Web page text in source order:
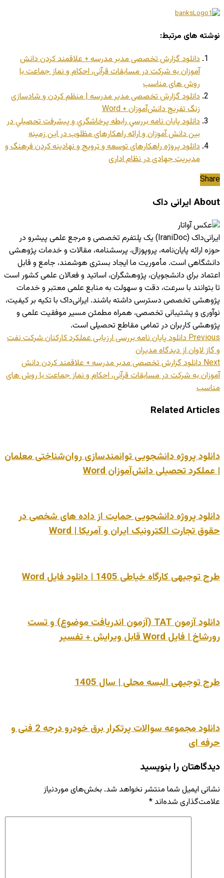
نوشته های مرتبط:
دانلود گزارش تخصصی مدبر مدرسه + علاقمند کردن دانش
آموزان به شرکت در مسابقات قرآنی، احکام و نماز جماعت با
روش های مناسب
دانلود گزارش تخصصی مدیر مدرسه | منظم کردن و شادسازی
زنگ تفریح دانش‌آموزان + Word
دانلود پایان نامه بررسي رابطه پرخاشگري و پيشرفت تحصيلي در
بين دانش آموزان و ارائه راهکارهای مظلوب در این زمینه
دانلود پروژه راهکارهای توسعه و ترویج و نهادینه کردن فرهنگ و
مدیریت جهادی در نظام اداری
Share
About ایرانی داک
ایرانی‌داک (IraniDoc) یک پلتفرم تخصصی و مرجع علمی پیشرو در
حوزه ارائه پایان‌نامه، پروپوزال، پرسشنامه، مقالات و خدمات پژوهشی
دانشگاهی است. مأموریت ما ایجاد بستری هوشمند، جامع و قابل
اعتماد برای دانشجویان، پژوهشگران، اساتید و فعالان علمی کشور است
تا بتوانند با سرعت، دقت و سهولت به منابع علمی معتبر و خدمات
پژوهشی تخصصی دسترسی داشته باشند. ایرانی‌داک با تکیه بر کیفیت،
نوآوری و پشتیبانی تخصصی، همراه مطمئن مسیر موفقیت علمی و
پژوهشی کاربران در تمامی مقاطع تحصیلی است.
Previousدانلود پایان نامه بررسی ارزیابی عملكرد کارکنان شركت نفت
و گاز لاوان از دیدگاه مدیران
Nextدانلود گزارش تخصصی مدبر مدرسه + علاقمند کردن دانش
آموزان به شرکت در مسابقات قرآنی، احکام و نماز جماعت با روش های
مناسب
Related Articles
دانلود پروژه دانشجویی توانمندسازی روان‌شناختی معلمان
| عملکرد تحصیلی دانش‌آموزان Word
دانلود پروژه دانشجویی حمایت از داده های شخصی در
حقوق تجارت الکترونیک ایران و آمریکا | Word
طرح توجیهی کارگاه خیاطی 1405 | دانلود فایل Word
دانلود آزمون TAT (آزمون اندریافت موضوع) و تست
رورشاخ | فایل Word قابل ویرایش + تفسیر
طرح توجیهی البسه محلی | سال 1405
دانلود مجموعه سوالات پرتکرار برق خودرو درجه 2 فنی و
حرفه ای
دیدگاهتان را بنویسید
نشانی ایمیل شما منتشر نخواهد شد. بخش‌های موردنیاز
علامت‌گذاری شده‌اند *